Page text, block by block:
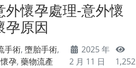
懷孕處理-意外懷
孕原因
手術,墮胎手術,
孕,藥物流產
2025 年
2 月 11 日
1,252